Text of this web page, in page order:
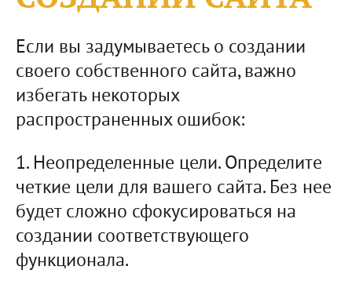
Если вы задумываетесь о создании
своего собственного сайта, важно
избегать некоторых
распространенных ошибок:
1. Неопределенные цели. Определите
четкие цели для вашего сайта. Без нее
будет сложно сфокусироваться на
создании соответствующего
функционала.